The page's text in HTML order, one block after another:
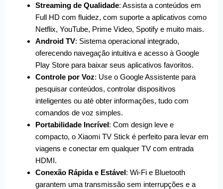
Streaming de Qualidade: Assista a conteúdos em
Full HD com fluidez, com suporte a aplicativos como
Netflix, YouTube, Prime Video, Spotify e muito mais.
Android TV: Sistema operacional integrado,
oferecendo navegação intuitiva e acesso à Google
Play Store para baixar seus aplicativos favoritos.
Controle por Voz: Use o Google Assistente para
pesquisar conteúdos, controlar dispositivos
inteligentes ou até obter informações, tudo com
comandos de voz simples.
Portabilidade Incrível: Com design leve e
compacto, o Xiaomi TV Stick é perfeito para levar em
viagens e conectar em qualquer TV com entrada
HDMI.
Conexão Rápida e Estável: Wi-Fi e Bluetooth
garantem uma transmissão sem interrupções e a